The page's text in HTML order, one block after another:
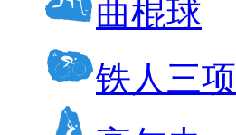
曲棍球
铁人三项